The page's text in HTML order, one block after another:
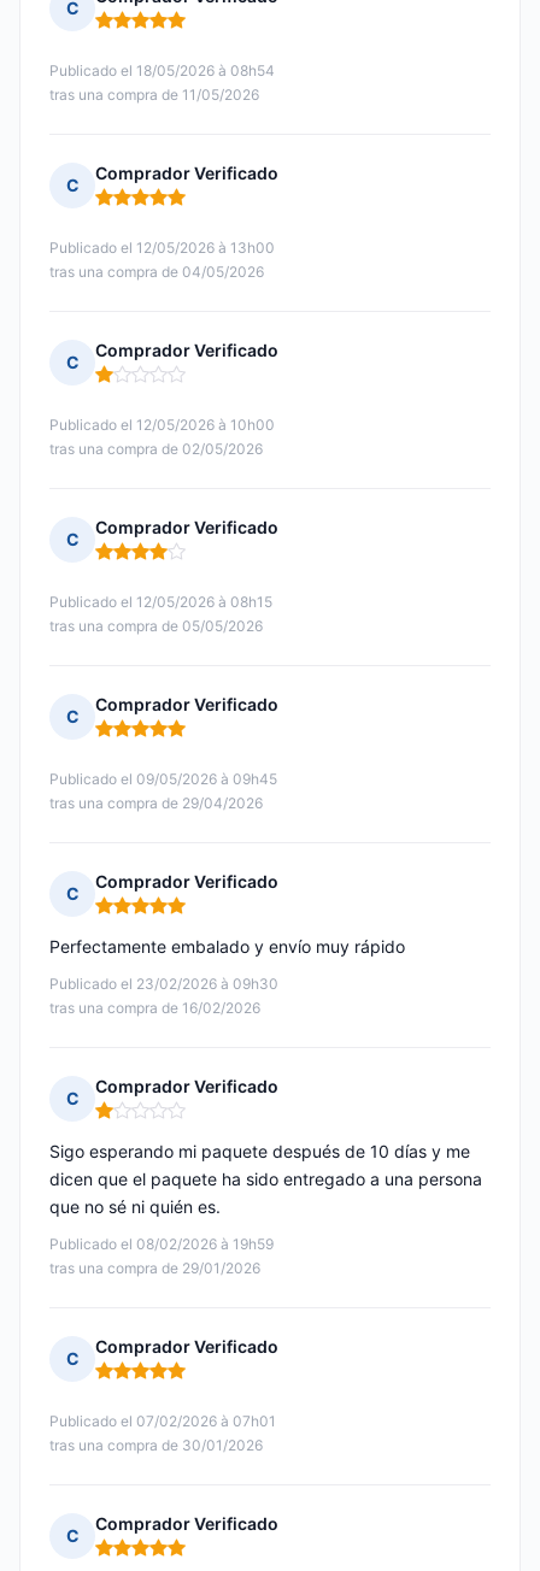
C
Nota: 5 de 5
Publicado el 18/05/2026 à 08h54
tras una compra de 11/05/2026
C
Comprador Verificado
Nota: 5 de 5
Publicado el 12/05/2026 à 13h00
tras una compra de 04/05/2026
C
Comprador Verificado
Nota: 1 de 5
Publicado el 12/05/2026 à 10h00
tras una compra de 02/05/2026
C
Comprador Verificado
Nota: 4 de 5
Publicado el 12/05/2026 à 08h15
tras una compra de 05/05/2026
C
Comprador Verificado
Nota: 5 de 5
Publicado el 09/05/2026 à 09h45
tras una compra de 29/04/2026
C
Comprador Verificado
Nota: 5 de 5
Publicado el 23/02/2026 à 09h30
tras una compra de 16/02/2026
Perfectamente embalado y envío muy rápido
C
Comprador Verificado
Nota: 1 de 5
Publicado el 08/02/2026 à 19h59
tras una compra de 29/01/2026
Sigo esperando mi paquete después de 10 días y me
dicen que el paquete ha sido entregado a una persona
que no sé ni quién es.
C
Comprador Verificado
Nota: 5 de 5
Publicado el 07/02/2026 à 07h01
tras una compra de 30/01/2026
C
Comprador Verificado
Nota: 5 de 5